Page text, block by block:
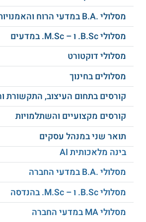
בייעוץ והשמה, באמצעי התקשורת השונים
מפיקים ועוד אפשרויות מגוונות לתעסוקה.
למידע נוסף לחצו:האוניברסיטה
מסלולי .B.A במדעי הרוח והאמנויות
מסלולי B.Sc. ו – M.Sc. במדעים
מסלולי דוקטורט
מסלולים בחינוך
קורסים בתחום העיצוב, התקשורת
קורסים מקצועיים והשתלמויות
תואר שני במנהל עסקים
בינה מלאכותית AI
מסלולי .B.A במדעי החברה
מסלולי B.Sc. ו – M.Sc. בהנדסה
מסלולי MA במדעי החברה